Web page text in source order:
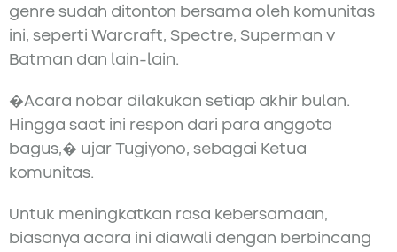
genre sudah ditonton bersama oleh komunitas
ini, seperti Warcraft, Spectre, Superman v
Batman dan lain-lain.
�Acara nobar dilakukan setiap akhir bulan.
Hingga saat ini respon dari para anggota
bagus,� ujar Tugiyono, sebagai Ketua
komunitas.
Untuk meningkatkan rasa kebersamaan,
biasanya acara ini diawali dengan berbincang